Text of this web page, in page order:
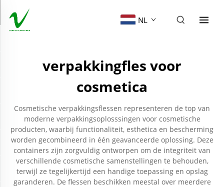
NL
verpakkingfles voor
cosmetica
Cosmetische verpakkingsflessen representeren de top van
moderne verpakkingsoplosssingen voor cosmetische
producten, waarbij functionaliteit, esthetica en bescherming
worden gecombineerd in één geavanceerde oplossing. Deze
containers zijn zorgvuldig ontworpen om de integriteit van
verschillende cosmetische samenstellingen te behouden,
terwijl ze tegelijkertijd een handige toepassing en opslag
garanderen. De flessen beschikken meestal over meerdere